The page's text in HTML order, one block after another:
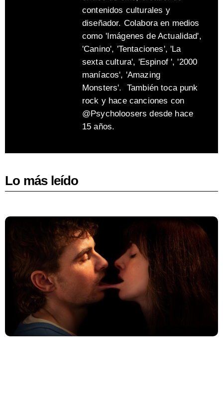
contenidos culturales y
diseñador. Colabora en medios
como 'Imágenes de Actualidad',
'Canino', 'Tentaciones', 'La
sexta cultura', 'Espinof ', '2000
maníacos', 'Amazing
Monsters'. También toca punk
rock y hace canciones con
@Psycholoosers desde hace
15 años.
Lo más leído